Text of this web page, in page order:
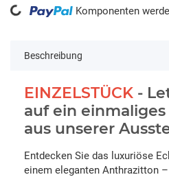
Komponenten
Beschreibung
EINZELSTÜCK -
auf ein
aus unserer
Entdecken Sie das luxuriöse
einem eleganten Anthrazitton